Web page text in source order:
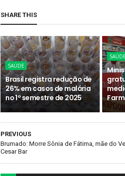
SHARE THIS
SAÚDE
Brasil registra redução de
26% em casos de malária
no 1º semestre de 2025
SAÚDE
PREVIOUS
Brumado: Morre Sônia de Fátima, mãe do
Cesar Bar